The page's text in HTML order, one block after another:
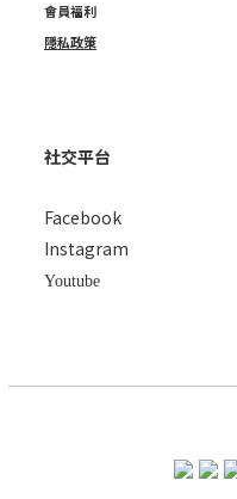
會員福利
隱私政策
社交平台
Facebook
Instagram
Youtube